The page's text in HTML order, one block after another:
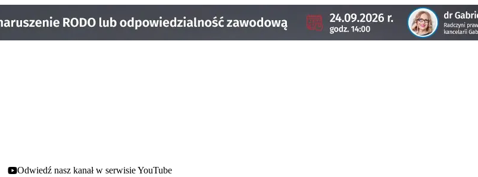
Youtube - otwiera się w nowej karcie
Odwiedź nasz kanał w serwisie YouTube